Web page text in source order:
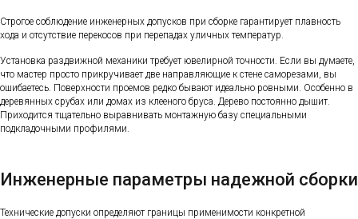
Строгое соблюдение инженерных допусков при сборке гарантирует плавность
хода и отсутствие перекосов при перепадах уличных температур.
Установка раздвижной механики требует ювелирной точности. Если вы думаете,
что мастер просто прикручивает две направляющие к стене саморезами, вы
ошибаетесь. Поверхности проемов редко бывают идеально ровными. Особенно в
деревянных срубах или домах из клееного бруса. Дерево постоянно дышит.
Приходится тщательно выравнивать монтажную базу специальными
подкладочными профилями.
Инженерные параметры надежной сборки
Технические допуски определяют границы применимости конкретной